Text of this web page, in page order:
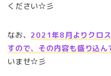
ください☆彡
なお、 2021年8月よりクロ
すので、その内容も盛り込ん
いませ☆彡